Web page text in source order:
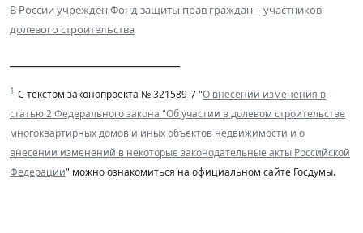
В России учрежден Фонд защиты прав граждан – участников
долевого строительства
1 С текстом законопроекта № 321589-7 "О внесении изменения в
статью 2 Федерального закона "Об участии в долевом строительстве
многоквартирных домов и иных объектов недвижимости и о
внесении изменений в некоторые законодательные акты Российской
Федерации" можно ознакомиться на официальном сайте Госдумы.